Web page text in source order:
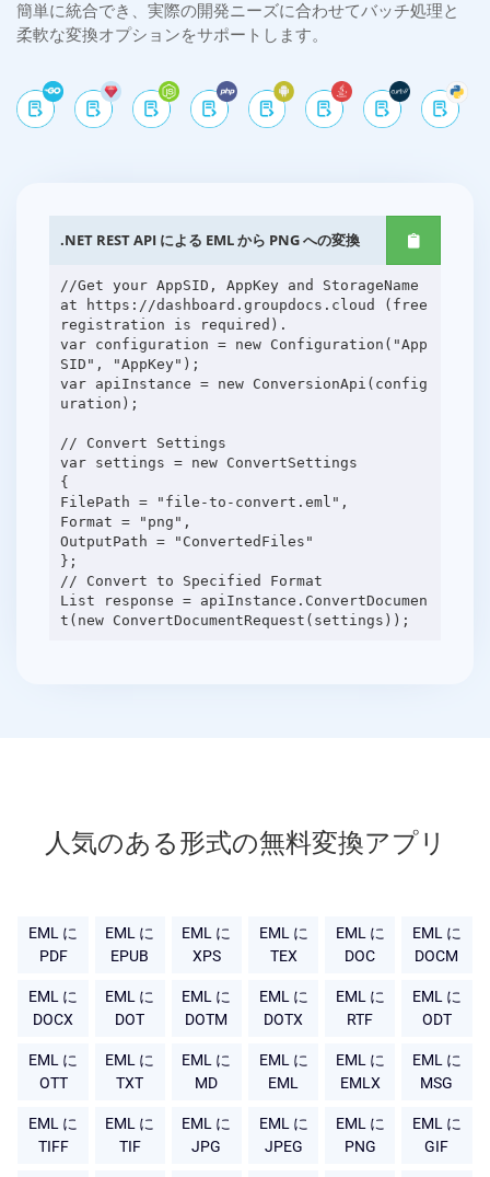
簡単に統合でき、実際の開発ニーズに合わせてバッチ処理と
柔軟な変換オプションをサポートします。
.NET REST API による EML から PNG への変換
//Get your AppSID, AppKey and StorageName
at https://dashboard.groupdocs.cloud (free
registration is required).
var configuration = new Configuration("App
SID", "AppKey");
var apiInstance = new ConversionApi(config
uration);
// Convert Settings
var settings = new ConvertSettings
{
FilePath = "file-to-convert.eml",
Format = "png",
OutputPath = "ConvertedFiles"
};
// Convert to Specified Format
List response = apiInstance.ConvertDocumen
人気のある形式の無料変換アプリ
EML に
PDF
EML に
EPUB
EML に
XPS
EML に
TEX
EML に
DOC
EML に
DOCM
EML に
DOCX
EML に
DOT
EML に
DOTM
EML に
DOTX
EML に
RTF
EML に
ODT
EML に
OTT
EML に
TXT
EML に
MD
EML に
EML
EML に
EMLX
EML に
MSG
EML に
TIFF
EML に
TIF
EML に
JPG
EML に
JPEG
EML に
PNG
EML に
GIF